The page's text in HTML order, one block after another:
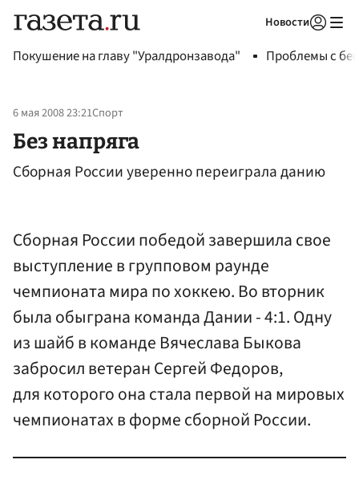
Новости
Покушение на главу "Уралдронзавода" Проблемы с
6 мая 2008 23:21Спорт
Без напряга
Сборная России уверенно переиграла данию
Сборная России победой завершила свое
выступление в групповом раунде
чемпионата мира по хоккею. Во вторник
была обыграна команда Дании - 4:1. Одну
из шайб в команде Вячеслава Быкова
забросил ветеран Сергей Федоров,
для которого она стала первой на мировых
чемпионатах в форме сборной России.